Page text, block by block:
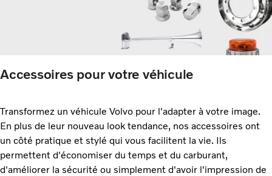
Accessoires pour votre véhicule
Transformez un véhicule Volvo pour l'adapter à votre image.
En plus de leur nouveau look tendance, nos accessoires ont
un côté pratique et stylé qui vous facilitent la vie. Ils
permettent d'économiser du temps et du carburant,
d'améliorer la sécurité ou simplement d'avoir l'impression de